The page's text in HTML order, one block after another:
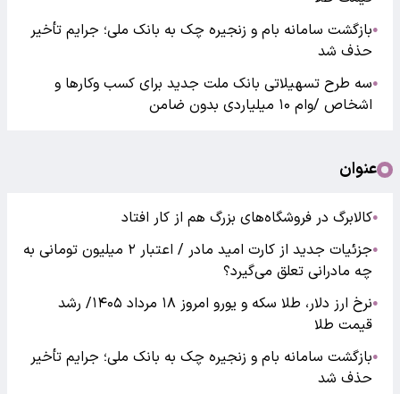
●بازگشت سامانه بام و زنجیره چک به بانک ملی؛ جرایم تأخیر
حذف شد
●سه طرح تسهیلاتی بانک ملت جدید برای کسب وکارها و
اشخاص /وام ۱۰ میلیاردی بدون ضامن
عنوان
●کالابرگ در فروشگاه‌های بزرگ هم از کار افتاد
●
جزئیات جدید از کارت امید مادر / اعتبار ۲ میلیون تومانی به
چه مادرانی تعلق می‌گیرد؟
●
نرخ ارز دلار، طلا سکه و یورو امروز ۱۸ مرداد ۱۴۰۵/ رشد
قیمت طلا
●بازگشت سامانه بام و زنجیره چک به بانک ملی؛ جرایم تأخیر
حذف شد